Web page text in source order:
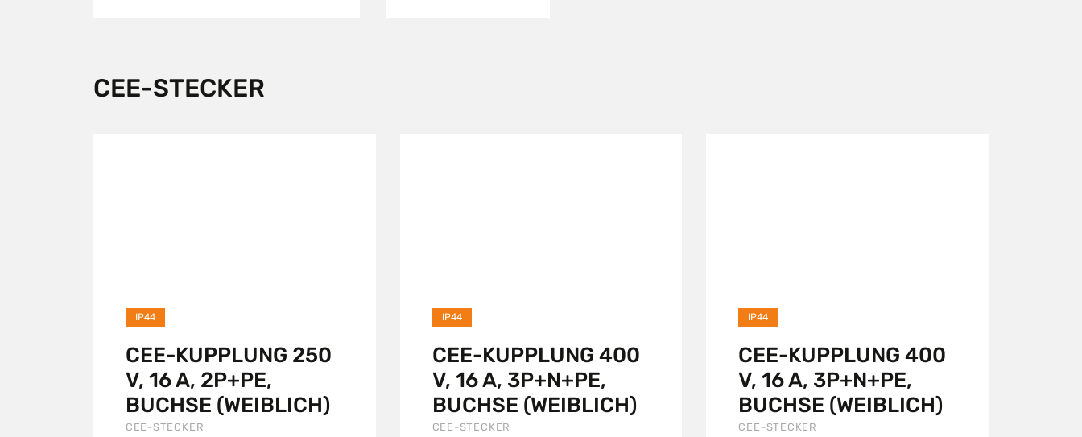
CEE-STECKER
IP44
CEE-KUPPLUNG 250
V, 16 A, 2P+PE,
BUCHSE (WEIBLICH)
CEE-STECKER
IP44
CEE-KUPPLUNG 400
V, 16 A, 3P+N+PE,
BUCHSE (WEIBLICH)
CEE-STECKER
IP44
CEE-KUPPLUNG 400
V, 16 A, 3P+N+PE,
BUCHSE (WEIBLICH)
CEE-STECKER